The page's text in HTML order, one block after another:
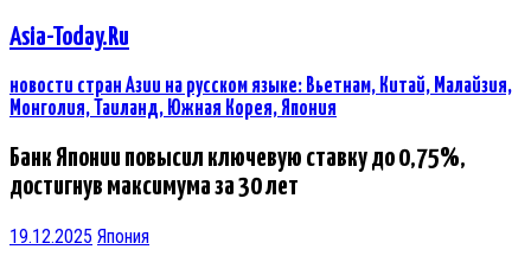
Asia-Today.Ru
новости стран Азии на русском языке: Вьетнам, Китай, Малайзия,
Монголия, Таиланд, Южная Корея, Япония
Банк Японии повысил ключевую ставку до 0,75%,
достигнув максимума за 30 лет
19.12.2025 Япония